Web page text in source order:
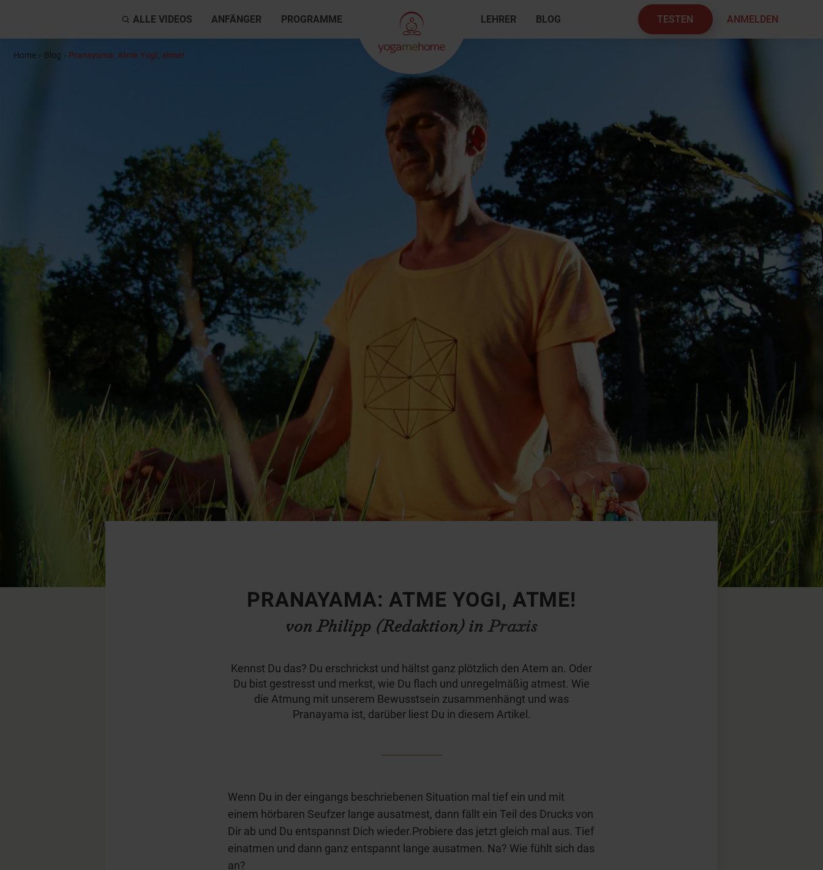
ALLE VIDEOS ANFÄNGER PROGRAMME LEHRER BLOG TESTEN ANMELDEN
Home › Blog › Pranayama: Atme Yogi, atme!
PRANAYAMA: ATME YOGI, ATME!
von Philipp (Redaktion) inPraxis
Kennst Du das? Du erschrickst und hältst ganz plötzlich den Atem an. Oder
Du bist gestresst und merkst, wie Du flach und unregelmäßig atmest. Wie
die Atmung mit unserem Bewusstsein zusammenhängt und was
Pranayama ist, darüber liest Du in diesem Artikel.
Wenn Du in der eingangs beschriebenen Situation mal tief ein und mit
einem hörbaren Seufzer lange ausatmest, dann fällt ein Teil des Drucks von
Dir ab und Du entspannst Dich wieder.Probiere das jetzt gleich mal aus. Tief
einatmen und dann ganz entspannt lange ausatmen. Na? Wie fühlt sich das
an?
×